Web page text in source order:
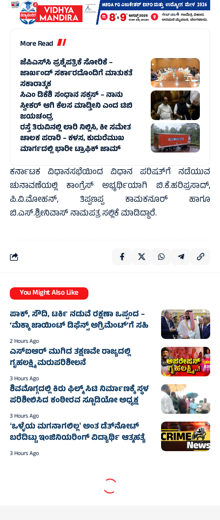
More Read
ಜೆಪಿಎಸ್‌ಸಿ ಪ್ರಶ್ನೆಪತ್ರಿಕೆ ಸೋರಿಕೆ –
ಜಾರ್ಖಂಡ್‌ ಸರ್ಕಾರದೊಂದಿಗೆ ಮಾತುಕತೆ
ಸಕಾರಾತ್ಮಕ
ಸಿಎಂ ಡಿಕೆಶಿ ಸಂಧಾನ ಸಕ್ಸಸ್‌ – ನಾನು
ಸ್ವೀಕರ್ ಆಗಿ ಕೆಲಸ ಮಾಡ್ತೀನಿ ಎಂದ ಟಿಬಿ
ಜಯಚಂದ್ರ
ರಸ್ತೆ ತಿರುವಿನಲ್ಲಿ ಲಾರಿ ನಿಲ್ಲಿಸಿ, ಕೀ ಸಮೇತ
ಚಾಲಕ ಪರಾರಿ – ಕಳಸ, ಕುದುರೆಮುಖ
ಮಾರ್ಗದಲ್ಲಿ‌ ಭಾರೀ ಟ್ರಾಫಿಕ್‌ ಜಾಮ್
ಕರ್ನಾಟಕ ವಿಧಾನಸಭೆಯಿಂದ ವಿಧಾನ ಪರಿಷತ್‌ಗೆ ನಡೆಯುವ
ಚುನಾವಣೆಯಲ್ಲಿ ಕಾಂಗ್ರೆಸ್‌ ಅಭ್ಯರ್ಥಿಯಾಗಿ ಬಿ.ಕೆ.ಹರಿಪ್ರಸಾದ್,
ಪಿ.ವಿ.ಮೋಹನ್, ತಿಪ್ಪಣಪ್ಪ ಕಾಮಕನೂರ್ ಹಾಗೂ
ಬಿ.ಎಸ್.ಶ್ರೀನಿವಾಸ್ ನಾಮಪತ್ರ ಸಲ್ಲಿಕೆ ಮಾಡಿದ್ದಾರೆ.
You Might Also Like
ಪಾಕ್, ಸೌದಿ, ಟರ್ಕಿ ನಡುವೆ ರಕ್ಷಣಾ ಒಪ್ಪಂದ –
‘ಮೆಕ್ಕಾ ಜಾಯಿಂಟ್ ಡಿಫೆನ್ಸ್ ಅಗ್ರಿಮೆಂಟ್’ಗೆ ಸಹಿ
2 Hours Ago
ಎಸ್‌ಐಆರ್ ಮುಗಿದ ತಕ್ಷಣವೇ ರಾಜ್ಯದಲ್ಲಿ
ಗೃಹಲಕ್ಷ್ಮಿ ಮರುಪರಿಶೀಲನೆ
3 Hours Ago
ಶಿವಮೊಗ್ಗದಲ್ಲಿ ಕಿರು ಫಿಲ್ಮ್ ಸಿಟಿ ನಿರ್ಮಾಣಕ್ಕೆ ಸ್ಥಳ
ಪರಿಶೀಲಿಸಿದ ಕಂಠೀರವ ಸ್ಟೂಡಿಯೋ ಅಧ್ಯಕ್ಷ
3 Hours Ago
ʻಒಳ್ಳೆಯ ಮಗನಾಗಲಿಲ್ಲʼ ಅಂತ ಡೆತ್‌ನೋಟ್
ಬರೆದಿಟ್ಟು ಇಂಜಿನಿಯರಿಂಗ್ ವಿದ್ಯಾರ್ಥಿ ಆತ್ಮಹತ್ಯೆ‌
3 Hours Ago